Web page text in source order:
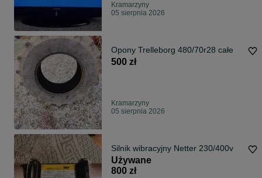
Kramarzyny
05 sierpnia 2026
Opony Trelleborg 480/70r28 całe
500 zł
Kramarzyny
05 sierpnia 2026
Silnik wibracyjny Netter 230/400v
Używane
800 zł